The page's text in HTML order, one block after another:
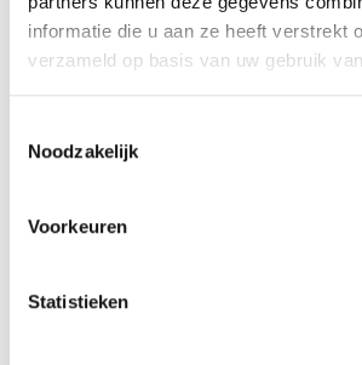
informatie die u aan ze heeft verstrekt
verzameld op basis van uw gebruik
Noodzakelijk
Voorkeuren
Statistieken